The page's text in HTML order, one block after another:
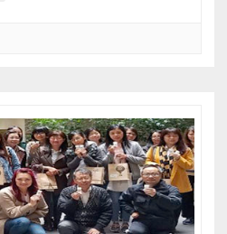
體
驗
營〉
中